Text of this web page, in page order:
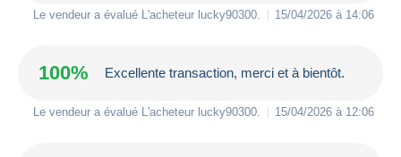
Le vendeur a évalué L'acheteur lucky90300 15/04/2026 à 14:06
100% Excellente transaction, merci et à bientôt.
Le vendeur a évalué L'acheteur lucky90300 15/04/2026 à 12:06